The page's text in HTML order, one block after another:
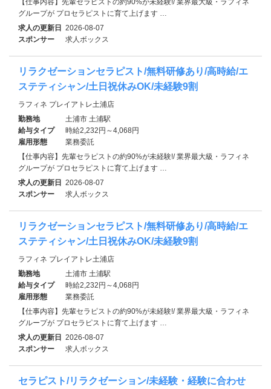
グループが プロセラピストに育て上げます …
求人の更新日 2026-08-07
スポンサー
求人ボックス
リラクゼーションセラピスト/無料研修あり/高時給/エ
ステティシャン/土日祝休みOK/未経験9割
ラフィネ プレイアトレ土浦店
勤務地
土浦市 土浦駅
給与タイプ
時給2,232円～4,068円
雇用形態
業務委託
【仕事内容】先輩セラピストの約90%が未経験!/ 業界最大級・ラフィネ
グループが プロセラピストに育て上げます …
求人の更新日 2026-08-07
スポンサー
求人ボックス
リラクゼーションセラピスト/無料研修あり/高時給/エ
ステティシャン/土日祝休みOK/未経験9割
ラフィネ プレイアトレ土浦店
勤務地
土浦市 土浦駅
給与タイプ
時給2,232円～4,068円
雇用形態
業務委託
【仕事内容】先輩セラピストの約90%が未経験!/ 業界最大級・ラフィネ
グループが プロセラピストに育て上げます …
求人の更新日 2026-08-07
スポンサー
求人ボックス
セラピスト/リラクゼーション/未経験・経験に合わせ